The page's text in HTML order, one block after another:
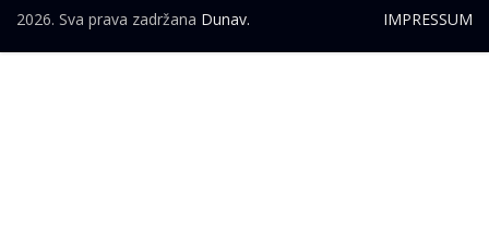
2026. Sva prava zadržana Dunav. IMPRESSUM